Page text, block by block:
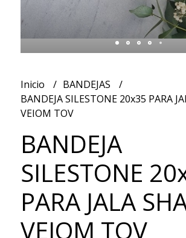
Inicio
BANDEJAS
BANDEJA SILESTONE 20x35 PARA
VEIOM TOV
BANDEJA
SILESTONE
PARA JALA
VEIOM TOV